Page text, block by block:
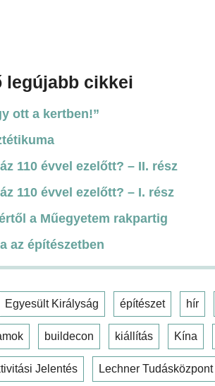
legújabb cikkei
ott a kertben!”
110 évvel ezelőtt? – II. rész
110 évvel ezelőtt? – I. rész
a Műegyetem rakpartig
az építészetben
Egyesült Királyság építészet hír
buildecon kiállítás Kína
Jelentés Lechner Tudásközpont